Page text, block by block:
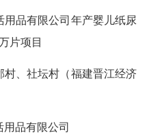
品有限公司年产婴儿纸尿
片项目
、社坛村（福建晋江经济
品有限公司